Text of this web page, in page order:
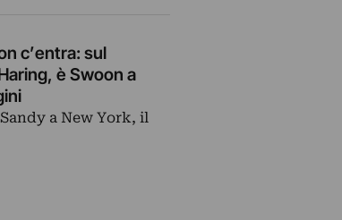
c’entra: sul
è Swoon a
a New York, il